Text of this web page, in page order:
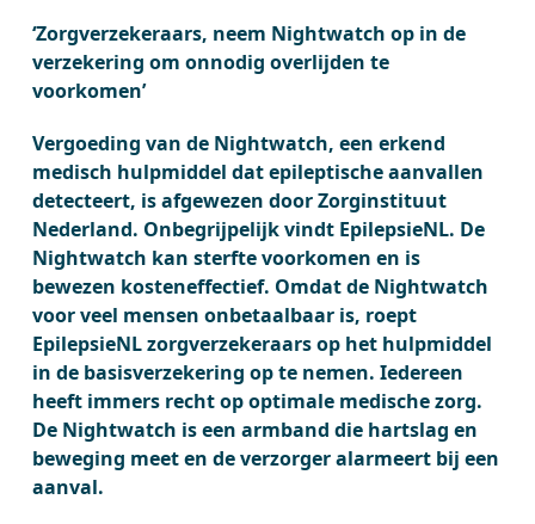
‘Zorgverzekeraars, neem Nightwatch op in de
verzekering om onnodig overlijden te
voorkomen’
Vergoeding van de Nightwatch, een erkend
medisch hulpmiddel dat epileptische aanvallen
detecteert, is afgewezen door Zorginstituut
Nederland. Onbegrijpelijk vindt EpilepsieNL. De
Nightwatch kan sterfte voorkomen en is
bewezen kosteneffectief. Omdat de Nightwatch
voor veel mensen onbetaalbaar is, roept
EpilepsieNL zorgverzekeraars op het hulpmiddel
in de basisverzekering op te nemen. Iedereen
heeft immers recht op optimale medische zorg.
De Nightwatch is een armband die hartslag en
beweging meet en de verzorger alarmeert bij een
aanval.